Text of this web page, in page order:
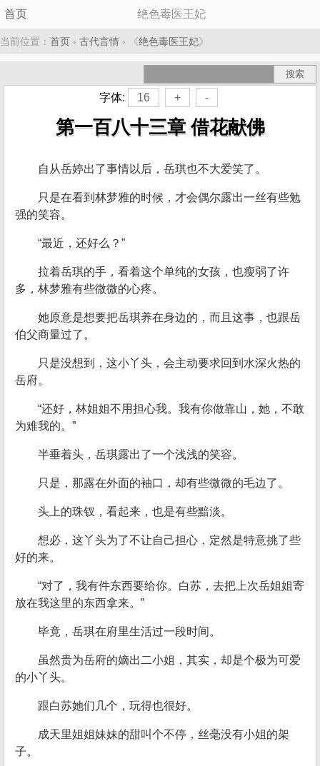
首页 绝色毒医王妃
当前位置： 首页 › 古代言情 › 《绝色毒医王妃》
字体: 16 + -
第一百八十三章 借花献佛
自从岳婷出了事情以后，岳琪也不大爱笑了。
只是在看到林梦雅的时候，才会偶尔露出一丝有些勉
强的笑容。
“最近，还好么？”
拉着岳琪的手，看着这个单纯的女孩，也瘦弱了许
多，林梦雅有些微微的心疼。
她原意是想要把岳琪养在身边的，而且这事，也跟岳
伯父商量过了。
只是没想到，这小丫头，会主动要求回到水深火热的
岳府。
“还好，林姐姐不用担心我。我有你做靠山，她，不敢
为难我的。”
半垂着头，岳琪露出了一个浅浅的笑容。
只是，那露在外面的袖口，却有些微微的毛边了。
头上的珠钗，看起来，也是有些黯淡。
想必，这丫头为了不让自己担心，定然是特意挑了些
好的来。
“对了，我有件东西要给你。白苏，去把上次岳姐姐寄
放在我这里的东西拿来。”
毕竟，岳琪在府里生活过一段时间。
虽然贵为岳府的嫡出二小姐，其实，却是个极为可爱
的小丫头。
跟白苏她们几个，玩得也很好。
成天里姐姐妹妹的甜叫个不停，丝毫没有小姐的架
子。